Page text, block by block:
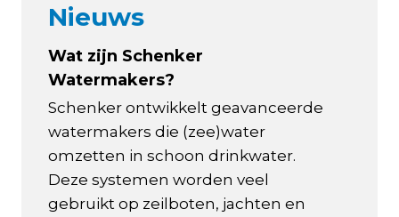
Nieuws
Wat zijn Schenker
Watermakers?
Schenker ontwikkelt geavanceerde
watermakers die (zee)water
omzetten in schoon drinkwater.
Deze systemen worden veel
gebruikt op zeilboten, jachten en